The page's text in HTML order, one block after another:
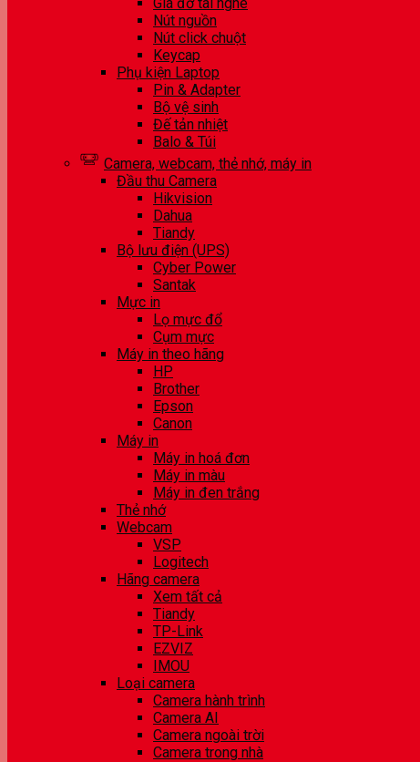
Nút nguồn
Nút click chuột
Keycap
Phụ kiện Laptop
Pin & Adapter
Bộ vệ sinh
Đế tản nhiệt
Balo & Túi
Camera, webcam, thẻ nhớ, máy in
Đầu thu Camera
Hikvision
Dahua
Tiandy
Bộ lưu điện (UPS)
Cyber Power
Santak
Mực in
Lọ mực đổ
Cụm mực
Máy in theo hãng
HP
Brother
Epson
Canon
Máy in
Máy in hoá đơn
Máy in màu
Máy in đen trắng
Thẻ nhớ
Webcam
VSP
Logitech
Hãng camera
Xem tất cả
Tiandy
TP-Link
EZVIZ
IMOU
Loại camera
Camera hành trình
Camera AI
Camera ngoài trời
Camera trong nhà